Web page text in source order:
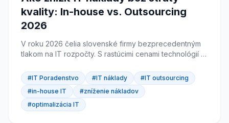
kvality: In-house vs. Outsourcing
2026
V roku 2026 čelia slovenské firmy bezprecedentným
tlakom na IT rozpočty. S rastúcimi cenami technológií a
majiteľ...
#IT Poradenstvo #IT náklady
#IT outsourcing
#in-house IT
#zníženie nákladov
#optimalizácia IT